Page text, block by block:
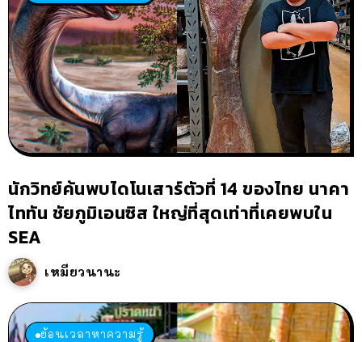
นักวิทย์ค้นพบไดโนเสาร์ตัวที่ 14 ของไทย นาคา
ไททัน ชัยภูมิเอนซิส ใหญ่ที่สุดเท่าที่เคยพบใน
SEA
เหมียวนานะ
ย้อนเวลาหาความรู้